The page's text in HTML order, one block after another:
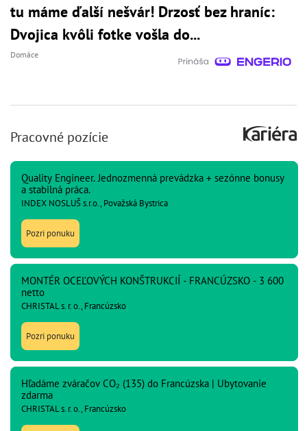
tu máme ďalší nešvár! Drzosť bez hraníc:
Dvojica kvôli fotke vošla do...
Domáce
Pracovné pozície
Quality Engineer. Jednozmenná prevádzka + sezónne bonusy
a stabilná práca.
INDEX NOSLUŠ s.r.o., Považská Bystrica
Pozri ponuku
MONTÉR OCEĽOVÝCH KONŠTRUKCIÍ - FRANCÚZSKO - 3 600
netto
CHRISTAL s. r. o., Francúzsko
Pozri ponuku
Hľadáme zváračov CO₂ (135) do Francúzska | Ubytovanie
zdarma
CHRISTAL s. r. o., Francúzsko